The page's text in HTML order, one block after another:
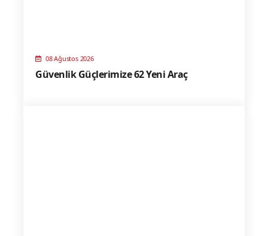
08 Ağustos 2026
Güvenlik Güçlerimize 62 Yeni Araç